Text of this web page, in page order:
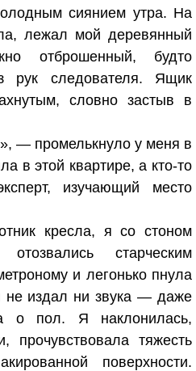
сиянием утра. На
лежал мой деревянный
отброшенный, будто
рук следователя. Ящик
словно застыв в
— промелькнуло у меня в
в этой квартире, а кто-то
изучающий место
кресла, я со стоном
старческим
и легонько пнула
не издал ни звука — даже
о пол. Я наклонилась,
прочувствовала тяжесть
поверхности.